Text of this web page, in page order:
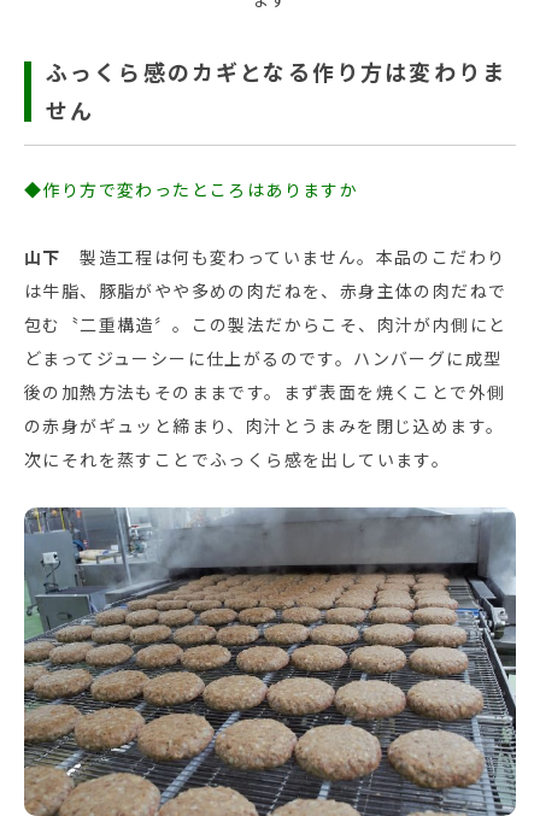
ふっくら感のカギとなる作り方は変わりま
せん
◆作り方で変わったところはありますか
山下 製造工程は何も変わっていません。本品のこだわり
は牛脂、豚脂がやや多めの肉だねを、赤身主体の肉だねで
包む〝二重構造〞。この製法だからこそ、肉汁が内側にと
どまってジューシーに仕上がるのです。ハンバーグに成型
後の加熱方法もそのままです。まず表面を焼くことで外側
の赤身がギュッと締まり、肉汁とうまみを閉じ込めます。
次にそれを蒸すことでふっくら感を出しています。